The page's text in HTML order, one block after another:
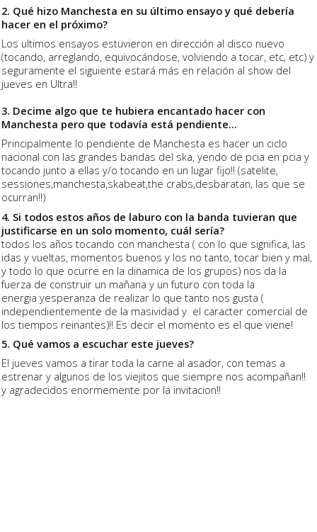
2. Qué hizo Manchesta en su último ensayo y qué debería
hacer en el próximo?
Los ultimos ensayos estuvieron en dirección al disco nuevo
(tocando, arreglando, equivocándose, volviendo a tocar, etc, etc) y
seguramente el siguiente estará más en relación al show del
jueves en Ultra!!
3. Decime algo que te hubiera encantado hacer con
Manchesta pero que todavía está pendiente...
Principalmente lo pendiente de Manchesta es hacer un ciclo
nacional con las grandes bandas del ska, yendo de pcia en pcia y
tocando junto a ellas y/o tocando en un lugar fijo!! (satelite,
sessiones,manchesta,skabeat,the crabs,desbaratan, las que se
ocurran!!)
4. Si todos estos años de laburo con la banda tuvieran que
justificarse en un solo momento, cuál sería?
todos los años tocando con manchesta ( con lo que significa, las
idas y vueltas, momentos buenos y los no tanto, tocar bien y mal,
y todo lo que ocurre en la dinamica de los grupos) nos da la
fuerza de construir un mañana y un futuro con toda la
energia yesperanza de realizar lo que tanto nos gusta (
independientemente de la masividad y el caracter comercial de
los tiempos reinantes)!! Es decir el momento es el que viene!
5. Qué vamos a escuchar este jueves?
El jueves vamos a tirar toda la carne al asador, con temas a
estrenar y algunos de los viejitos que siempre nos acompañan!!
y agradecidos enormemente por la invitacion!!